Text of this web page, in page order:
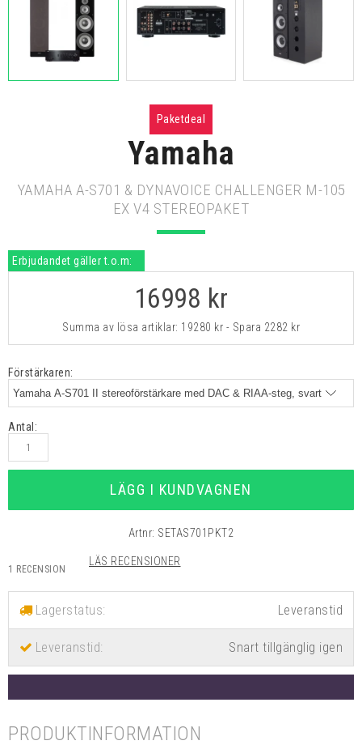
Paketdeal
Yamaha
YAMAHA A-S701 & DYNAVOICE CHALLENGER M-105
EX V4 STEREOPAKET
Erbjudandet gäller t.o.m:
16998 kr
Summa av lösa artiklar: 19280 kr - Spara 2282 kr
Förstärkaren:
Antal:
LÄGG I KUNDVAGNEN
Artnr: SETAS701PKT2
1 RECENSION
LÄS RECENSIONER
Lagerstatus:
Leveranstid: Snart tillgänglig igen
PRODUKTINFORMATION